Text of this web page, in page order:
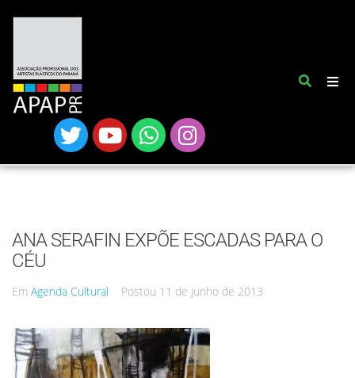
ANA SERAFIN EXPÕE ESCADAS PARA O
CÉU
Em Agenda Cultural Postou 11 de junho de 2013